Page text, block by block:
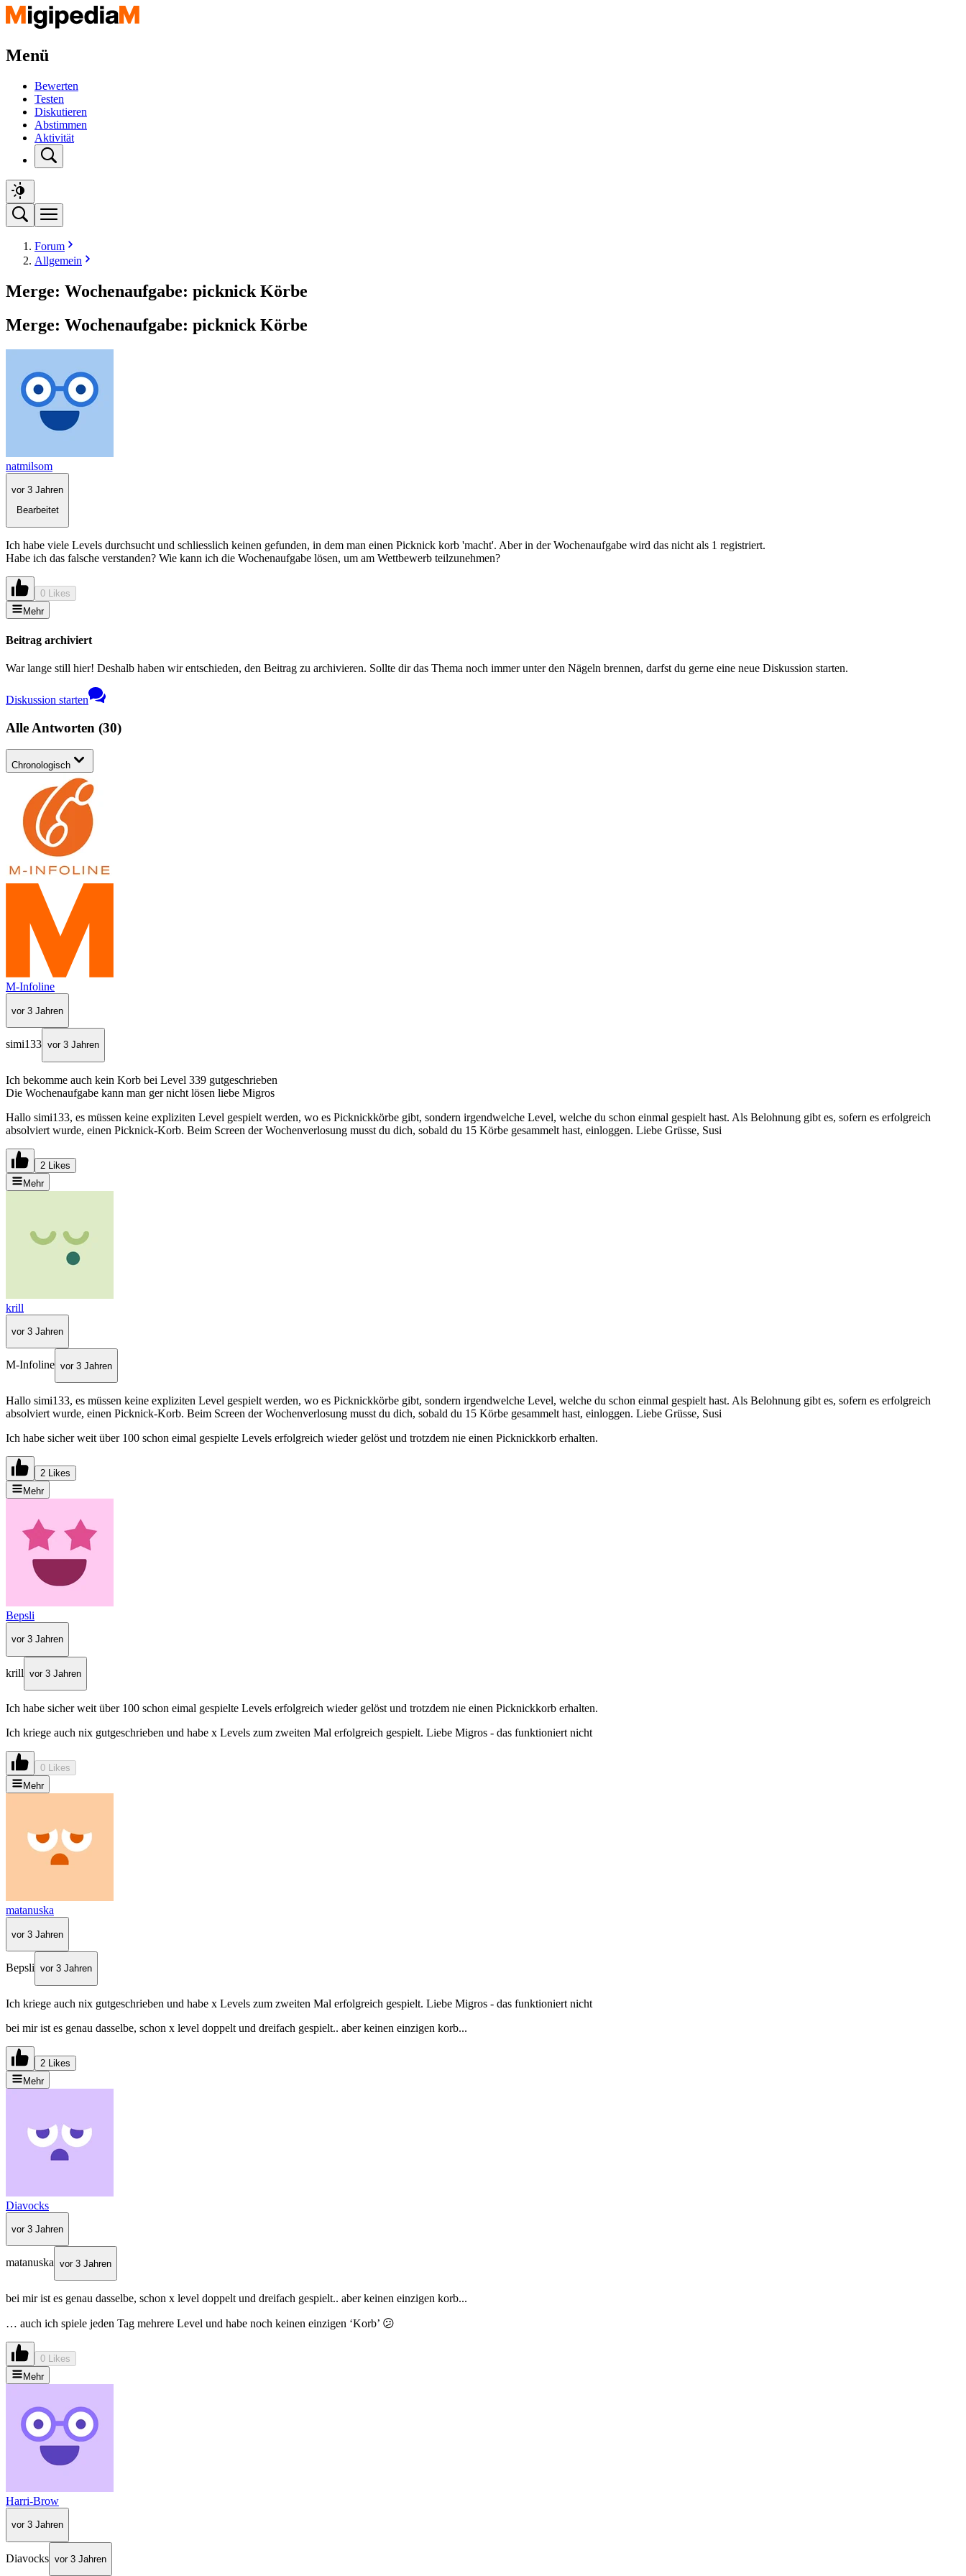
Menü
Bewerten
Testen
Diskutieren
Abstimmen
Aktivität
Forum
Allgemein
Merge: Wochenaufgabe: picknick Körbe
Merge: Wochenaufgabe: picknick Körbe
natmilsom
vor 3 Jahren
Bearbeitet
Ich habe viele Levels durchsucht und schliesslich keinen gefunden, in dem man einen Picknick korb 'macht'. Aber in der Wochenaufgabe wird das nicht als 1 registriert.
Habe ich das falsche verstanden? Wie kann ich die Wochenaufgabe lösen, um am Wettbewerb teilzunehmen?
0 Likes
Mehr
Beitrag archiviert
War lange still hier! Deshalb haben wir entschieden, den Beitrag zu archivieren. Sollte dir das Thema noch immer unter den Nägeln brennen, darfst du gerne eine neue Diskussion starten.
Diskussion starten
Alle Antworten (30)
Chronologisch
M-Infoline
vor 3 Jahren
simi133 vor 3 Jahren
Ich bekomme auch kein Korb bei Level 339 gutgeschrieben
Die Wochenaufgabe kann man ger nicht lösen liebe Migros
Hallo simi133, es müssen keine expliziten Level gespielt werden, wo es Picknickkörbe gibt, sondern irgendwelche Level, welche du schon einmal gespielt hast. Als Belohnung gibt es, sofern es erfolgreich
absolviert wurde, einen Picknick-Korb. Beim Screen der Wochenverlosung musst du dich, sobald du 15 Körbe gesammelt hast, einloggen. Liebe Grüsse, Susi
2 Likes
Mehr
krill
vor 3 Jahren
M-Infoline vor 3 Jahren
Hallo simi133, es müssen keine expliziten Level gespielt werden, wo es Picknickkörbe gibt, sondern irgendwelche Level, welche du schon einmal gespielt hast. Als Belohnung gibt es, sofern es erfolgreich
absolviert wurde, einen Picknick-Korb. Beim Screen der Wochenverlosung musst du dich, sobald du 15 Körbe gesammelt hast, einloggen. Liebe Grüsse, Susi
Ich habe sicher weit über 100 schon eimal gespielte Levels erfolgreich wieder gelöst und trotzdem nie einen Picknickkorb erhalten.
2 Likes
Mehr
Bepsli
vor 3 Jahren
krill vor 3 Jahren
Ich habe sicher weit über 100 schon eimal gespielte Levels erfolgreich wieder gelöst und trotzdem nie einen Picknickkorb erhalten.
Ich kriege auch nix gutgeschrieben und habe x Levels zum zweiten Mal erfolgreich gespielt. Liebe Migros - das funktioniert nicht
0 Likes
Mehr
matanuska
vor 3 Jahren
Bepsli vor 3 Jahren
Ich kriege auch nix gutgeschrieben und habe x Levels zum zweiten Mal erfolgreich gespielt. Liebe Migros - das funktioniert nicht
bei mir ist es genau dasselbe, schon x level doppelt und dreifach gespielt.. aber keinen einzigen korb...
2 Likes
Mehr
Diavocks
vor 3 Jahren
matanuska vor 3 Jahren
bei mir ist es genau dasselbe, schon x level doppelt und dreifach gespielt.. aber keinen einzigen korb...
… auch ich spiele jeden Tag mehrere Level und habe noch keinen einzigen ‘Korb’ 😕
0 Likes
Mehr
Harri-Brow
vor 3 Jahren
Diavocks vor 3 Jahren